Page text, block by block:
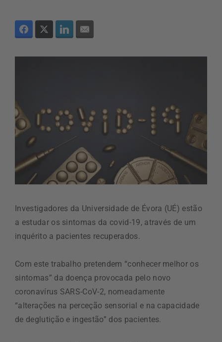
Investigadores da Universidade de Évora (UÉ) estão
a estudar os sintomas da covid-19, através de um
inquérito a pacientes recuperados.
Com este trabalho pretendem “conhecer melhor os
sintomas” da doença provocada pelo novo
coronavírus SARS-CoV-2, nomeadamente
“alterações na perceção sensorial e na capacidade
de deglutição e ingestão” dos pacientes.